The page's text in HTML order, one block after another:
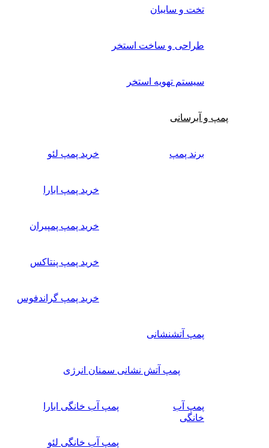
تخت و سایبان
طراحی و ساخت استخر
سیستم تهویه استخر
پمپ و آبرسانی
برند پمپ خرید پمپ لئو
خرید پمپ ابارا
خرید پمپ پمپیران
خرید پمپ پنتاکس
خرید پمپ گراندفوس
پمپ آتشنشانی
پمپ آتش نشانی سمنان انرژی
پمپ آب
خانگی
پمپ آب خانگی ابارا
پمپ آب خانگی لئو